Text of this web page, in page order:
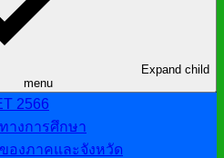
Expand child
menu
2566
างการศึกษา
องภาคและจังหวัด